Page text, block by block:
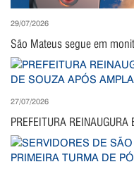
29/07/2026
São Mateus segue em
27/07/2026
PREFEITURA